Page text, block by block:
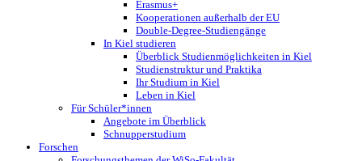
Erasmus+
Kooperationen außerhalb der EU
Double-Degree-Studiengänge
In Kiel studieren
Überblick Studienmöglichkeiten in Kiel
Studienstruktur und Praktika
Ihr Studium in Kiel
Leben in Kiel
Für Schüler*innen
Angebote im Überblick
Schnupperstudium
Forschen